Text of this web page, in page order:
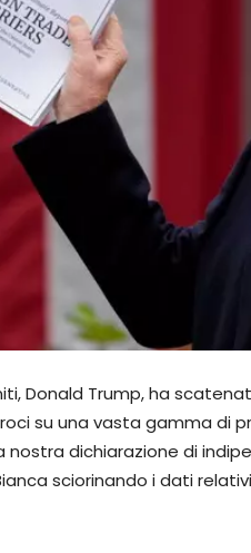
Donald Trump, ha
su una vasta gamma di
nostra dichiarazione di
sciorinando i dati